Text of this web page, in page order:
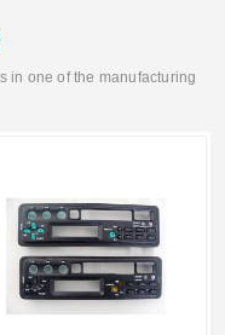
in one of the manufacturing